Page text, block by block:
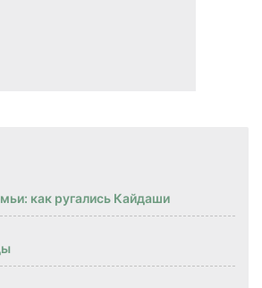
как ругались Кайдаши